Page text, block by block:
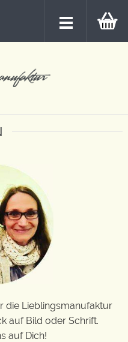
die Lieblingsmanufaktur
auf Bild oder Schrift.
auf Dich!